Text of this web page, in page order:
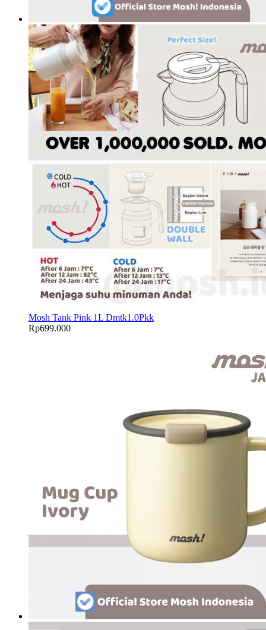
Mosh Tank Pink 1L Dmtk1.0Pkk
Rp699.000